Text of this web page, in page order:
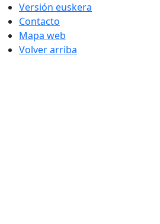
Versión euskera
Contacto
Mapa web
Volver arriba